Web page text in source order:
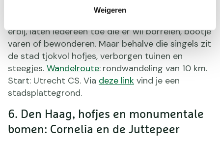
Weigeren
De singels van Utrecht zijn de torenhoge
erbij, laten iedereen toe die er wil borrelen, bootje
varen of bewonderen. Maar behalve die singels zit
de stad tjokvol hofjes, verborgen tuinen en
steegjes. Wandelroute: rondwandeling van 10 km.
Start: Utrecht CS. Via deze link vind je een
stadsplattegrond.
6. Den Haag, hofjes en monumentale
bomen: Cornelia en de Juttepeer